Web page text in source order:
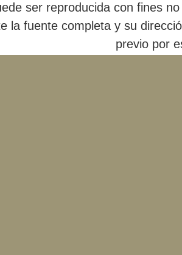
ser reproducida con fines
la fuente completa y su
previo por